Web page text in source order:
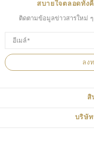
สิ
บริษั
สบายใจตลอดทั้ง
ติดตามข้อมูลข่าวสารใหม่